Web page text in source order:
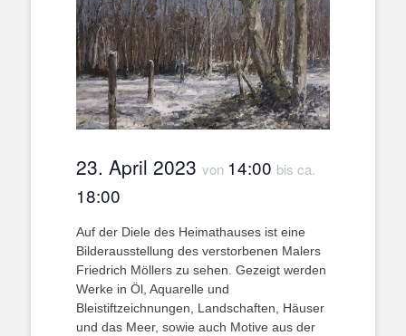
23. April 2023 von 14:00 bis ca.
18:00
Auf der Diele des Heimathauses ist eine
Bilderausstellung des verstorbenen Malers
Friedrich Möllers zu sehen. Gezeigt werden
Werke in Öl, Aquarelle und
Bleistiftzeichnungen, Landschaften, Häuser
und das Meer, sowie auch Motive aus der